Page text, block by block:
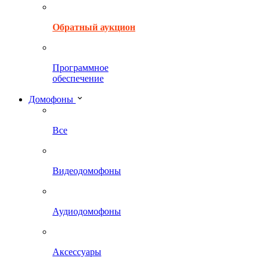
Обратный аукцион
Программное
обеспечение
Домофоны
Все
Видеодомофоны
Аудиодомофоны
Аксессуары